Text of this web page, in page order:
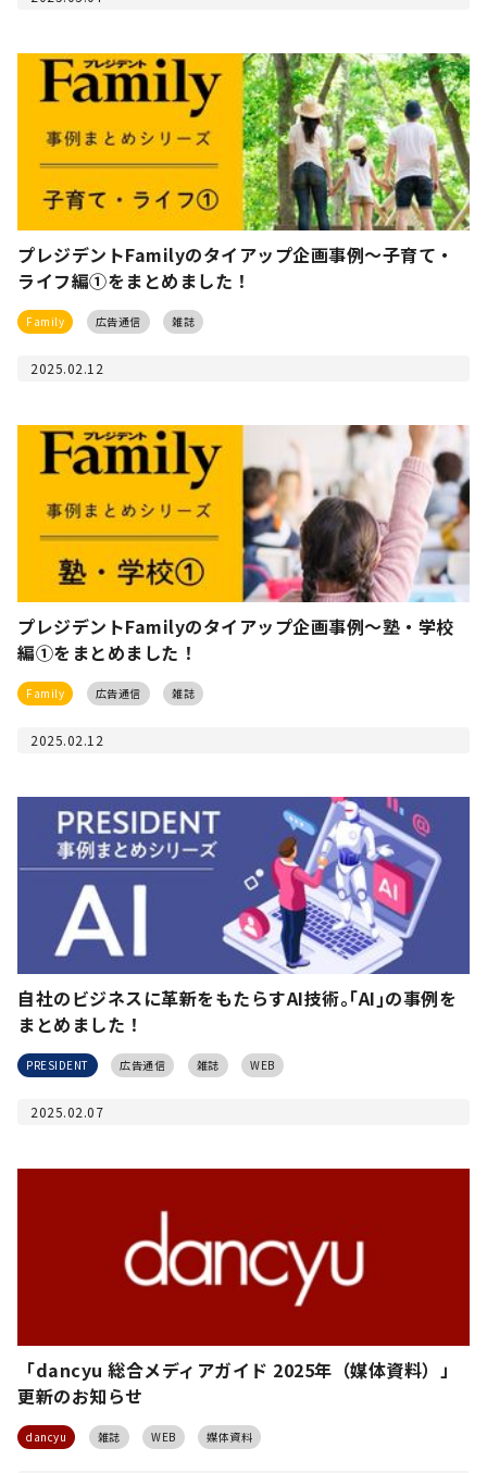
プレジデントFamilyのタイアップ企画事例〜子育て・
ライフ編①をまとめました！
Family 広告通信 雑誌
2025.02.12
プレジデントFamilyのタイアップ企画事例〜塾・学校
編①をまとめました！
Family 広告通信 雑誌
2025.02.12
自社のビジネスに革新をもたらすAI技術｡｢AI｣の事例を
まとめました！
PRESIDENT 広告通信 雑誌 WEB
2025.02.07
「dancyu 総合メディアガイド 2025年（媒体資料）」
更新のお知らせ
dancyu 雑誌 WEB 媒体資料